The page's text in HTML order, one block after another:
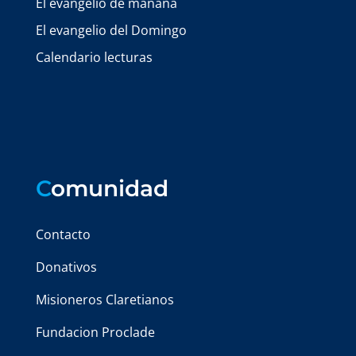
El evangelio del Domingo
Calendario lecturas
Comunidad
Contacto
Donativos
Misioneros Claretianos
Fundacion Proclade